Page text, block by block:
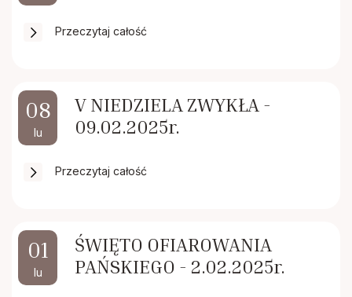
Przeczytaj całość
08
lu
V NIEDZIELA ZWYKŁA -
09.02.2025r.
Przeczytaj całość
01
lu
ŚWIĘTO OFIAROWANIA
PAŃSKIEGO - 2.02.2025r.